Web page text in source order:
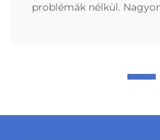
problémák nélkül.